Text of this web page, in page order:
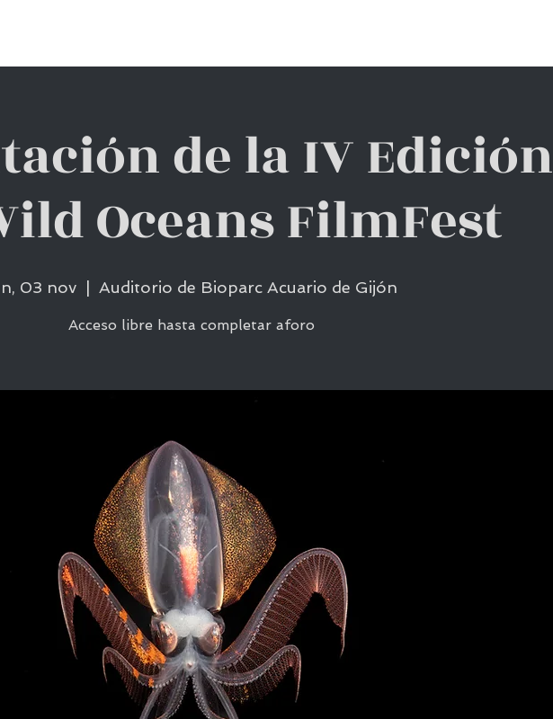
de la IV Edición
Oceans FilmFest
03 nov
  |
Auditorio de Bioparc Acuario de Gijón
Acceso libre hasta completar aforo